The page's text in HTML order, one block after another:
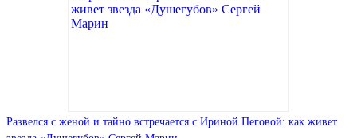
Развелся с женой и тайно встречается с Ириной Пеговой: как живет